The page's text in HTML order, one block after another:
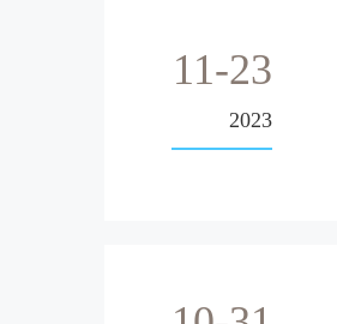
11-23
2023